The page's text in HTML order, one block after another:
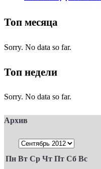
Топ месяца
Sorry. No data so far.
Топ недели
Sorry. No data so far.
Архив
Пн Вт Ср Чт Пт Сб Вс